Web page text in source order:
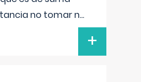
no tomar n...
+